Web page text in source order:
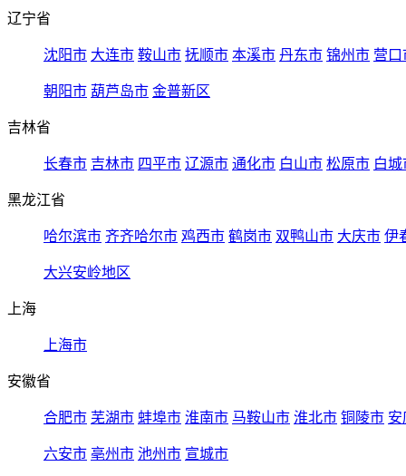
辽宁省
沈阳市 大连市 鞍山市 抚顺市 本溪市 丹东市 锦州市 营口
朝阳市 葫芦岛市 金普新区
吉林省
长春市 吉林市 四平市 辽源市 通化市 白山市 松原市 白城
黑龙江省
哈尔滨市 齐齐哈尔市 鸡西市 鹤岗市 双鸭山市 大庆市 伊
大兴安岭地区
上海
上海市
安徽省
合肥市 芜湖市 蚌埠市 淮南市 马鞍山市 淮北市 铜陵市 安
六安市 亳州市 池州市 宣城市